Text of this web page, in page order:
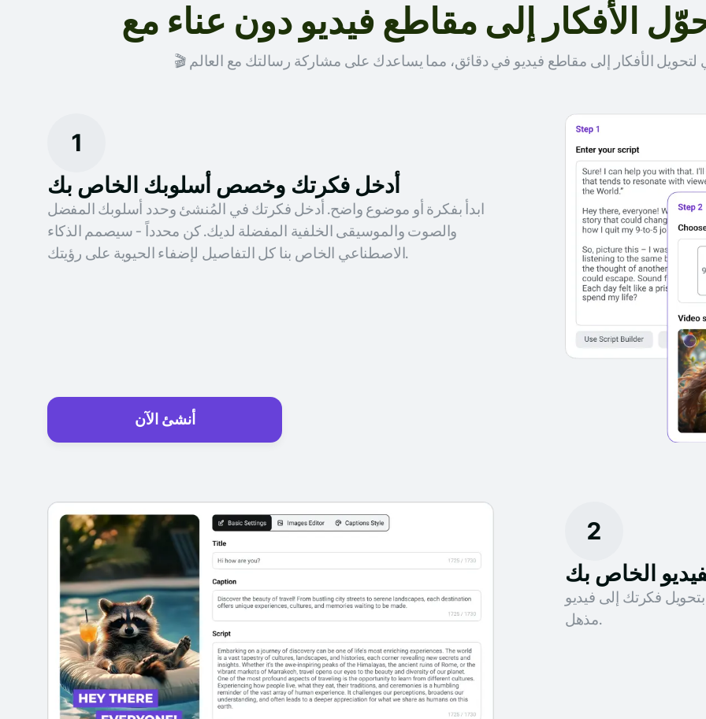
1
أدخل فكرتك وخصص أسلوبك الخاص بك
ابدأ بفكرة أو موضوع واضح. أدخل فكرتك في المُنشئ وحدد أسلوبك المفضل
والصوت والموسيقى الخلفية المفضلة لديك. كن محدداً - سيصمم الذكاء
الاصطناعي الخاص بنا كل التفاصيل لإضفاء الحيوية على رؤيتك.
أنشئ الآن
2
الخاص بك
فكرتك إلى فيديو
مذهل.